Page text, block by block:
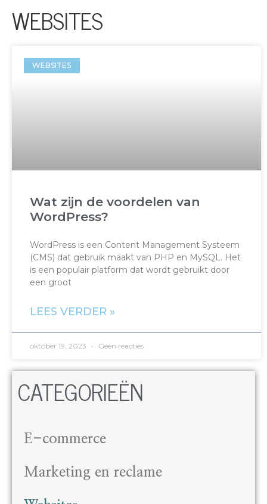
WEBSITES
WEBSITES
Wat zijn de voordelen van
WordPress?
WordPress is een Content Management Systeem
(CMS) dat gebruik maakt van PHP en MySQL. Het
is een populair platform dat wordt gebruikt door
een groot
LEES VERDER »
oktober 19, 2023 Geen reacties
CATEGORIEËN
E-commerce
Marketing en reclame